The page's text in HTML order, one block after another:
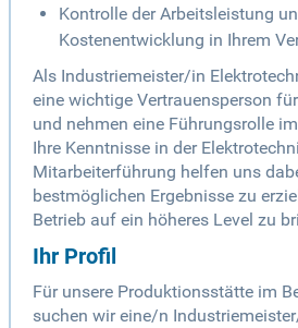
Kontrolle der Arbeitsleistung
Kostenentwicklung in Ihrem
Als Industriemeister/in
eine wichtige Vertrauensperson
und nehmen eine Führungsrolle
Ihre Kenntnisse in der
Mitarbeiterführung helfen uns
bestmöglichen Ergebnisse zu
Betrieb auf ein höheres Level zu
Ihr Profil
Für unsere Produktionsstätte im
suchen wir eine/n